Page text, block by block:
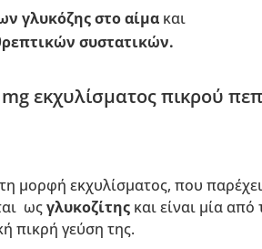
γλυκόζης στο αίμακαι
συστατικών.
εκχυλίσματος πικρού
μορφή εκχυλίσματος, που
ωςγλυκοζίτης και είναι μία από
πικρή γεύση της.